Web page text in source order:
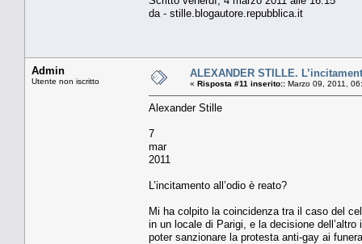
da - stille.blogautore.repubblica.it
Admin
Utente non iscritto
ALEXANDER STILLE.
« Risposta #11 inserito:: Marzo 09, 2011,
Alexander Stille
7
mar
2011
L’incitamento all’odio è reato?
Mi ha colpito la coincidenza tra il caso del
in un locale di Parigi, e la decisione
poter sanzionare la protesta anti-gay ai